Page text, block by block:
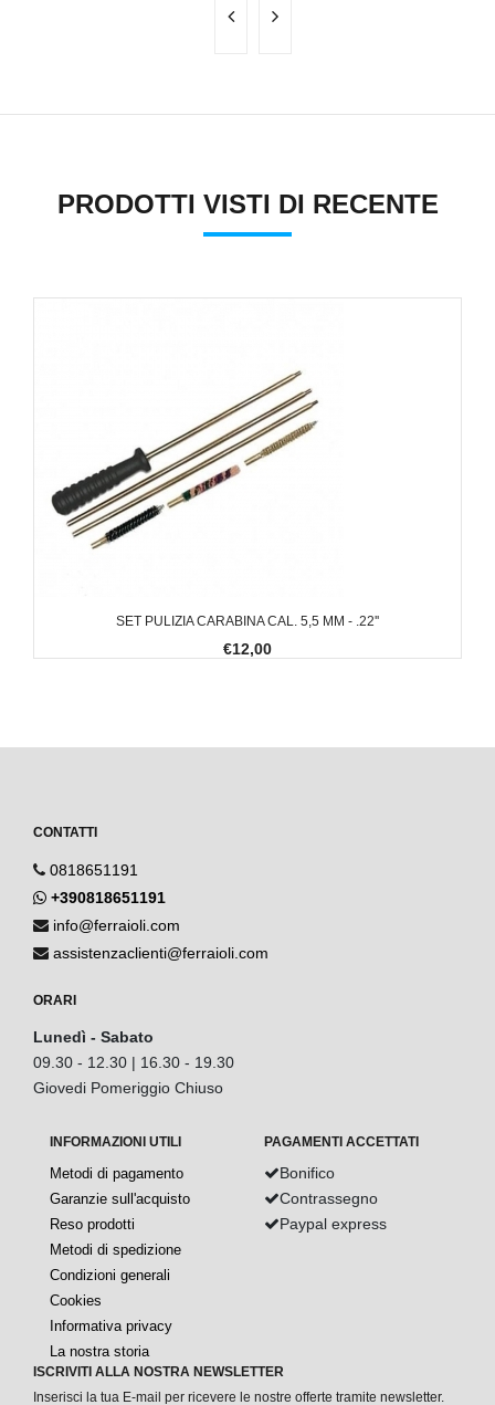
PRODOTTI VISTI DI RECENTE
SET PULIZIA CARABINA CAL. 5,5 MM - .22''
€12,00
CONTATTI
0818651191
+390818651191
info@ferraioli.com
assistenzaclienti@ferraioli.com
ORARI
Lunedì - Sabato
09.30 - 12.30 | 16.30 - 19.30
Giovedi Pomeriggio Chiuso
INFORMAZIONI UTILI
Metodi di pagamento
Garanzie sull'acquisto
Reso prodotti
Metodi di spedizione
Condizioni generali
Cookies
Informativa privacy
La nostra storia
PAGAMENTI ACCETTATI
Bonifico
Contrassegno
Paypal express
ISCRIVITI ALLA NOSTRA NEWSLETTER
Inserisci la tua E-mail per ricevere le nostre offerte tramite newsletter.